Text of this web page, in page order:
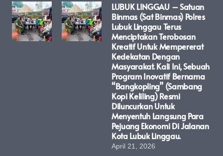
LUBUK LINGGAU – Satuan
Binmas (Sat Binmas) Polres
Lubuk Linggau Terus
Menciptakan Terobosan
Kreatif Untuk Mempererat
Kedekatan Dengan
Masyarakat. Kali Ini, Sebuah
Program Inovatif Bernama
“Bangkopling” (Sambang
Kopi Keliling) Resmi
Diluncurkan Untuk
Menyentuh Langsung Para
Pejuang Ekonomi Di Jalanan
Kota Lubuk Linggau.
April 21, 2026